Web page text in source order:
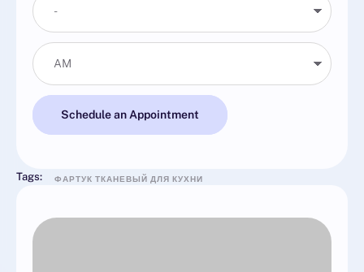
Schedule an Appointment
Tags: ФАРТУК ТКАНЕВЫЙ ДЛЯ КУХНИ